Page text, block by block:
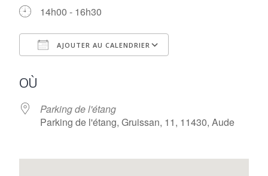
14h00 - 16h30
AJOUTER AU CALENDRIER
OÙ
Parking de l'étang
Parking de l'étang, Gruissan, 11, 11430, Aude